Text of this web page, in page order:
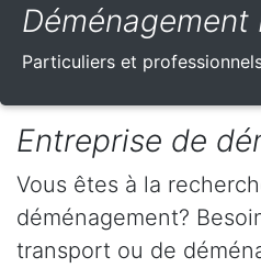
Déménagement
Particuliers et
Entreprise de
Vous êtes à la
déménagement?
transport ou de